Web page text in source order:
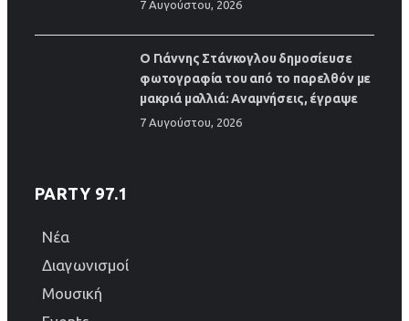
7 Αυγούστου, 2026
Ο Γιάννης Στάνκογλου δημοσίευσε
φωτογραφία του από το παρελθόν με
μακριά μαλλιά: Αναμνήσεις, έγραψε
7 Αυγούστου, 2026
PARTY 97.1
Νέα
Διαγωνισμοί
Μουσική